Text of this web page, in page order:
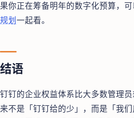
果你正在筹备明年的数字化预算，
规划 一起看。
结语
钉钉的企业权益体系比大多数管理
来不是「钉钉给的少」，而是「我